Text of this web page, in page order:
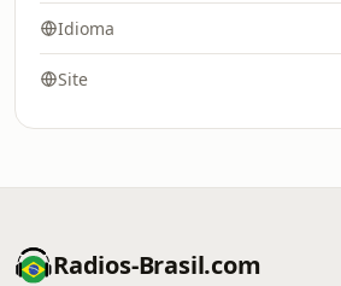
Idioma
Site
Radios-Brasil.com